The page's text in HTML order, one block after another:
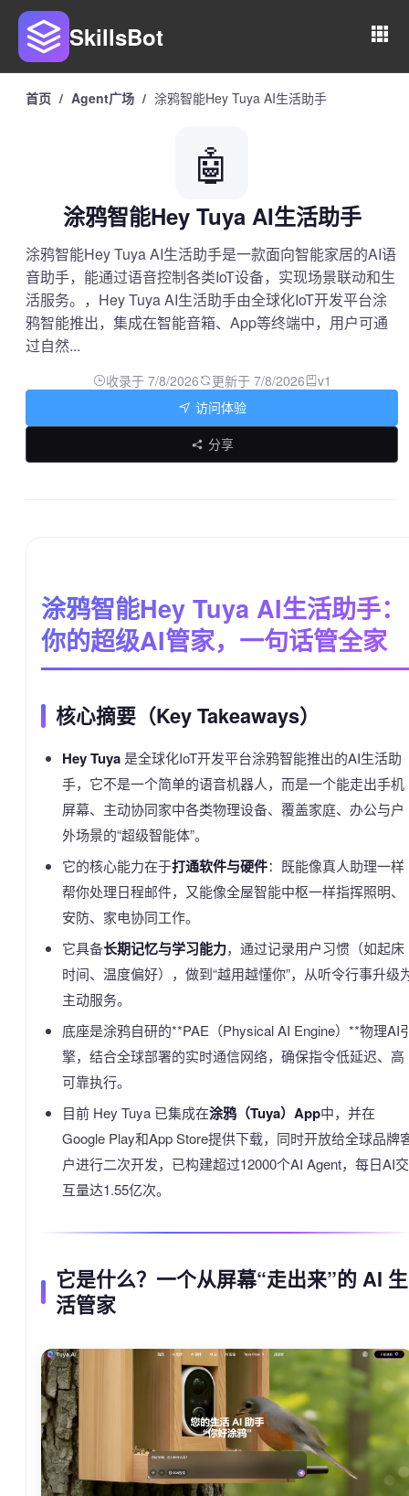
SkillsBot
首页 / Agent广场 / 涂鸦智能Hey Tuya AI生活助手
🤖
涂鸦智能Hey Tuya AI生活助手
涂鸦智能Hey Tuya AI生活助手是一款面向智能家居的AI语
音助手，能通过语音控制各类IoT设备，实现场景联动和生
活服务。，Hey Tuya AI生活助手由全球化IoT开发平台涂
鸦智能推出，集成在智能音箱、App等终端中，用户可通
过自然...
收录于 7/8/2026 更新于 7/8/2026 v1
访问体验
分享
涂鸦智能Hey Tuya AI生活助手：
你的超级AI管家，一句话管全家
核心摘要（Key Takeaways）
Hey Tuya是全球化IoT开发平台涂鸦智能推出的AI生活助
手，它不是一个简单的语音机器人，而是一个能走出手机
屏幕、主动协同家中各类物理设备、覆盖家庭、办公与户
外场景的“超级智能体”。
它的核心能力在于打通软件与硬件：既能像真人助理一样
帮你处理日程邮件，又能像全屋智能中枢一样指挥照明、
安防、家电协同工作。
它具备长期记忆与学习能力，通过记录用户习惯（如起床
时间、温度偏好），做到“越用越懂你”，从听令行事升级
主动服务。
底座是涂鸦自研的**PAE（Physical AI Engine）**物理AI
擎，结合全球部署的实时通信网络，确保指令低延迟、高
可靠执行。
目前 Hey Tuya 已集成在涂鸦（Tuya）App中，并在
Google Play和App Store提供下载，同时开放给全球品牌
户进行二次开发，已构建超过12000个AI Agent，每日AI交
互量达1.55亿次。
它是什么？一个从屏幕“走出来”的 AI 生
活管家